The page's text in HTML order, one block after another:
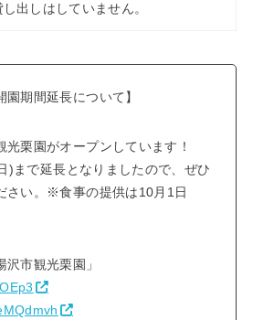
出しはしていません。
園期間延長について】
栗園がオープンしています！
)まで延長となりましたので、ぜひ
さい。※食事の提供は10月1日
市観光栗園」